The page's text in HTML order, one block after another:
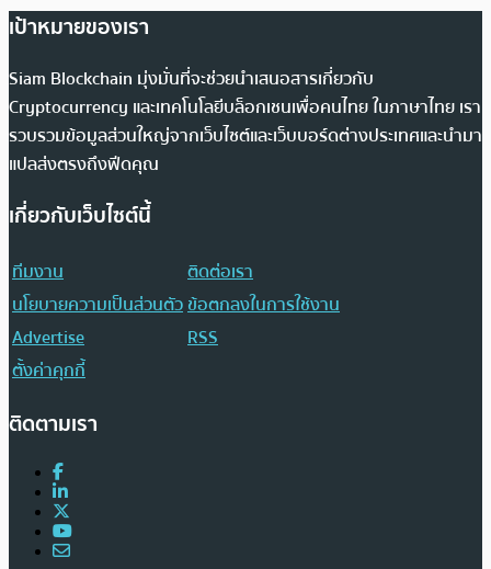
เป้าหมายของเรา
Siam Blockchain มุ่งมั่นที่จะช่วยนำเสนอสารเกี่ยวกับ
Cryptocurrency และเทคโนโลยีบล็อกเชนเพื่อคนไทย ในภาษาไทย เรา
รวบรวมข้อมูลส่วนใหญ่จากเว็บไซต์และเว็บบอร์ดต่างประเทศและนำมา
แปลส่งตรงถึงฟีดคุณ
เกี่ยวกับเว็บไซต์นี้
ทีมงาน
ติดต่อเรา
นโยบายความเป็นส่วนตัวข้อตกลงในการใช้งาน
Advertise
RSS
ตั้งค่าคุกกี้
ติดตามเรา